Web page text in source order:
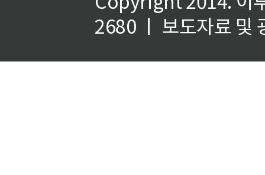
2680 ㅣ 보도자료